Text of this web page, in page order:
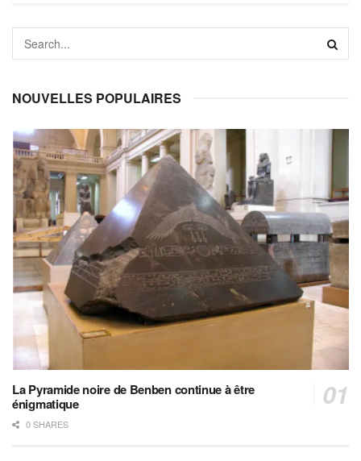
NOUVELLES POPULAIRES
La Pyramide noire de Benben continue à être
énigmatique
0 SHARES